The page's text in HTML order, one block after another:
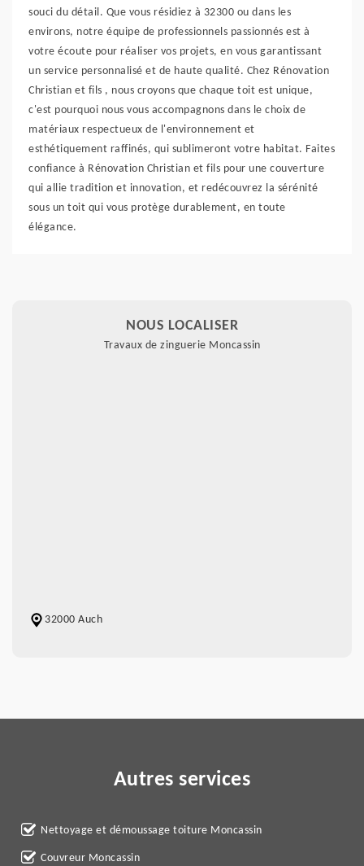
souci du détail. Que vous résidiez à 32300 ou dans les
environs, notre équipe de professionnels passionnés est à
votre écoute pour réaliser vos projets, en vous garantissant
un service personnalisé et de haute qualité. Chez Rénovation
Christian et fils , nous croyons que chaque toit est unique,
c'est pourquoi nous vous accompagnons dans le choix de
matériaux respectueux de l'environnement et
esthétiquement raffinés, qui sublimeront votre habitat. Faites
confiance à Rénovation Christian et fils pour une couverture
qui allie tradition et innovation, et redécouvrez la sérénité
sous un toit qui vous protège durablement, en toute
élégance.
NOUS LOCALISER
Travaux de zinguerie Moncassin
32000 Auch
Autres services
Nettoyage et démoussage toiture Moncassin
Couvreur Moncassin